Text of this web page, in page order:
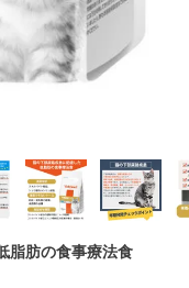
脂肪の食事療法食